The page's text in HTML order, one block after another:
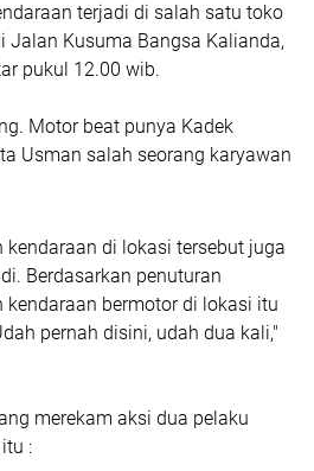
terjadi di salah satu toko
Jalan Kusuma Bangsa Kalianda,
pukul 12.00 wib.
Motor beat punya Kadek
Usman salah seorang karyawan
kendaraan di lokasi tersebut juga
Berdasarkan penuturan
kendaraan bermotor di lokasi itu
pernah disini, udah dua kali,"
merekam aksi dua pelaku
: